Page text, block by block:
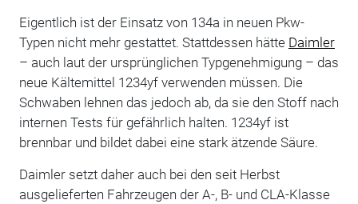
Eigentlich ist der Einsatz von 134a in neuen Pkw-
Typen nicht mehr gestattet. Stattdessen hätte Daimler
– auch laut der ursprünglichen Typgenehmigung – das
neue Kältemittel 1234yf verwenden müssen. Die
Schwaben lehnen das jedoch ab, da sie den Stoff nach
internen Tests für gefährlich halten. 1234yf ist
brennbar und bildet dabei eine stark ätzende Säure.
Daimler setzt daher auch bei den seit Herbst
ausgelieferten Fahrzeugen der A-, B- und CLA-Klasse